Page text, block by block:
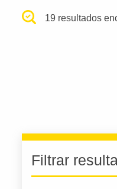
19 resultados
Filtrar